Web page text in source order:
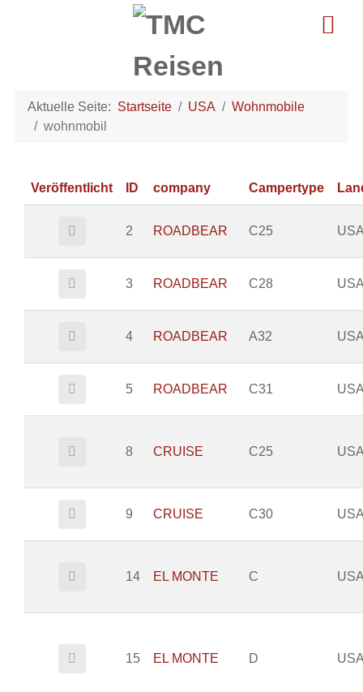
Aktuelle Seite: Startseite USA
Wohnmobile
wohnmobil
Veröffentlicht ID company Campertype
2 ROADBEAR C25
3 ROADBEAR C28
4 ROADBEAR A32
5 ROADBEAR C31
8 CRUISE C25
9 CRUISE C30
14 EL MONTE C
15 EL MONTE D